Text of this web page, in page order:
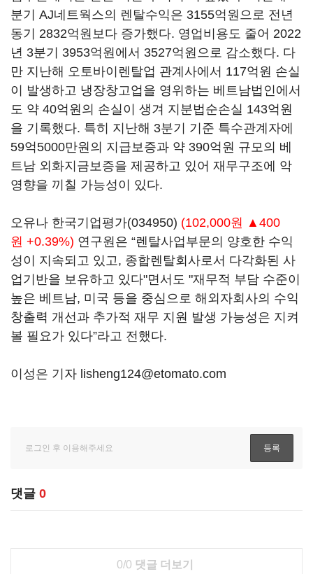
분기 AJ네트웍스의 렌탈수익은 3155억원으로 전년
동기 2832억원보다 증가했다. 영업비용도 줄어 2022
년 3분기 3953억원에서 3527억원으로 감소했다. 다
만 지난해 오토바이렌탈업 관계사에서 117억원 손실
이 발생하고 냉장창고업을 영위하는 베트남법인에서
도 약 40억원의 손실이 생겨 지분법순손실 143억원
을 기록했다. 특히 지난해 3분기 기준 특수관계자에
59억5000만원의 지급보증과 약 390억원 규모의 베
트남 외화지금보증을 제공하고 있어 재무구조에 악
영향을 끼칠 가능성이 있다.
오유나 한국기업평가(034950) (102,000원 ▲400
원 +0.39%) 연구원은 “렌탈사업부문의 양호한 수익
성이 지속되고 있고, 종합렌탈회사로서 다각화된 사
업기반을 보유하고 있다"면서도 "재무적 부담 수준이
높은 베트남, 미국 등을 중심으로 해외자회사의 수익
창출력 개선과 추가적 재무 지원 발생 가능성은 지켜
볼 필요가 있다”라고 전했다.
이성은 기자 lisheng124@etomato.com
댓글 0
0/0 댓글 더보기